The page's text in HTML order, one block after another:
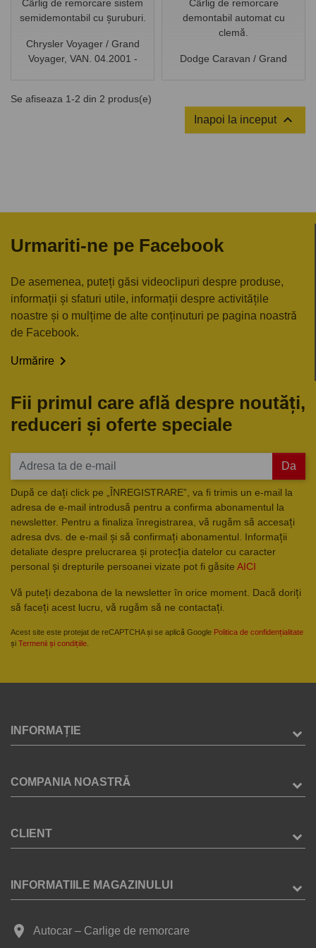
Cârlig de remorcare sistem
semidemontabil cu șuruburi.
Chrysler Voyager / Grand
Voyager, VAN. 04.2001 -
Cârlig de remorcare
demontabil automat cu
clemă.
Dodge Caravan / Grand
Se afiseaza 1-2 din 2 produs(e)
Inapoi la inceput 
Urmariti-ne pe Facebook
De asemenea, puteți găsi videoclipuri despre produse,
informații și sfaturi utile, informații despre activitățile
noastre și o mulțime de alte conținuturi pe pagina noastră
de Facebook.
Urmărire 
Fii primul care află despre noutăți,
reduceri și oferte speciale
Da
După ce dați click pe „ÎNREGISTRARE”, va fi trimis un e-mail la
adresa de e-mail introdusă pentru a confirma abonamentul la
newsletter. Pentru a finaliza înregistrarea, vă rugăm să accesați
adresa dvs. de e-mail și să confirmați abonamentul. Informații
detaliate despre prelucrarea și protecția datelor cu caracter
personal și drepturile persoanei vizate pot fi găsite AICI
Vă puteți dezabona de la newsletter în orice moment. Dacă doriți
să faceți acest lucru, vă rugăm să ne contactați.
Acest site este protejat de reCAPTCHA și se aplică Google Politica de confidențialitate
și Termenii și condițiile
INFORMAȚIE
COMPANIA NOASTRĂ
CLIENT
INFORMATIILE MAGAZINULUI
place Autocar – Carlige de remorcare